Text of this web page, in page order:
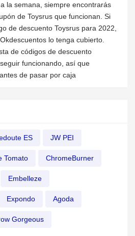
la semana, siempre encontrarás
de Toysrus que funcionan. Si
de descuento Toysrus para 2022,
lo tenga cubierto.
de códigos de descuento
funcionando, así que
de pasar por caja
ES JW PEI
Tomato ChromeBurner
Embelleze
Expondo Agoda
Gorgeous